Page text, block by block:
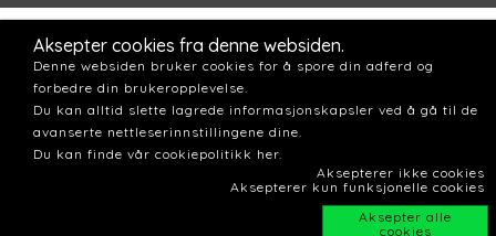
Aksepter cookies fra denne websiden.
Denne websiden bruker cookies for å spore din adferd og
forbedre din brukeropplevelse.
Du kan alltid slette lagrede informasjonskapsler ved å gå til de
avanserte nettleserinnstillingene dine.
Du kan finde vår cookiepolitikk her.
Aksepterer ikke cookies
Aksepterer kun funksjonelle cookies
Aksepter alle
cookies